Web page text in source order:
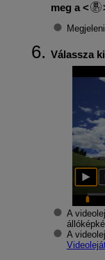
meg a
Válassza
A
A